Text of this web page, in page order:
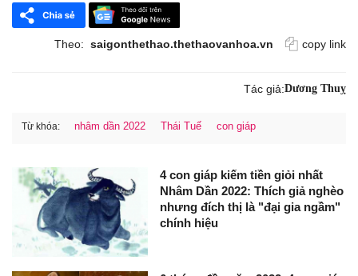
Theo: saigonthethao.thethaovanhoa.vn copy link
Tác giả:Dương Thuỵ
Từ khóa: nhâm dần 2022 Thái Tuế con giáp
4 con giáp kiếm tiền giỏi nhất
Nhâm Dần 2022: Thích giả nghèo
nhưng đích thị là "đại gia ngầm"
chính hiệu